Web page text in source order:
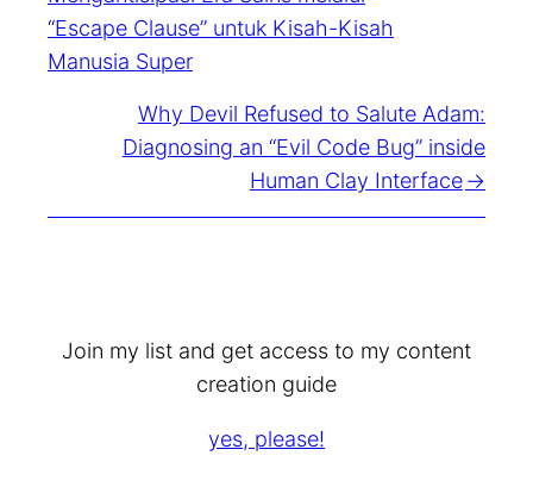
“Escape Clause” untuk Kisah-Kisah
Manusia Super
Why Devil Refused to Salute Adam:
Diagnosing an “Evil Code Bug” inside
Human Clay Interface
Join my list and get access to my content
creation guide
yes, please!